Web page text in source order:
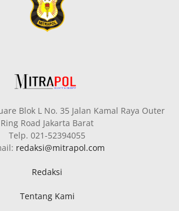
Blok L No. 35 Jalan Kamal Raya Outer
Ring Road Jakarta Barat
Telp. 021-52394055
redaksi@mitrapol.com
Redaksi
Tentang Kami